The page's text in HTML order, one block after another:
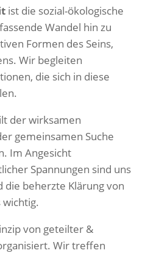
ist die sozial-ökologische
Wandel hin zu
Formen des Seins,
Wir begleiten
die sich in diese
der wirksamen
gemeinsamen Suche
Im Angesicht
Spannungen sind uns
die beherzte Klärung von
wichtig.
von geteilter &
Wir treffen